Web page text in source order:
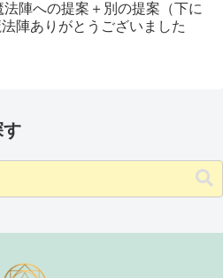
陣への提案＋別の提案（下に
陣ありがとうございました
す